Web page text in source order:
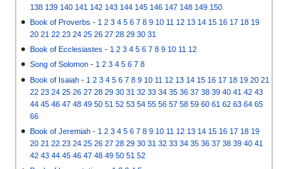
138 139 140 141 142 143 144 145 146 147 148 149 150
Book of Proverbs - 1 2 3 4 5 6 7 8 9 10 11 12 13 14 15 16 17 18 19
20 21 22 23 24 25 26 27 28 29 30 31
Book of Ecclesiastes - 1 2 3 4 5 6 7 8 9 10 11 12
Song of Solomon -1 2 3 4 5 6 7 8
Book of Isaiah - 1 2 3 4 5 6 7 8 9 10 11 12 13 14 15 16 17 18 19 20 21
22 23 24 25 26 27 28 29 30 31 32 33 34 35 36 37 38 39 40 41 42 43
44 45 46 47 48 49 50 51 52 53 54 55 56 57 58 59 60 61 62 63 64 65
66
Book of Jeremiah - 1 2 3 4 5 6 7 8 9 10 11 12 13 14 15 16 17 18 19
20 21 22 23 24 25 26 27 28 29 30 31 32 33 34 35 36 37 38 39 40 41
42 43 44 45 46 47 48 49 50 51 52